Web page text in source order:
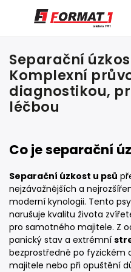
Separační
Komplexní
diagnostikou,
léčbou
Co je separační
Separační úzkost u psů
nejzávažnějších a
moderní kynologii. Tento
narušuje kvalitu života
pro samotného majitele. Z
panický stav a extrémní
bezprostředně po fyzickém
majitele nebo při opuštění